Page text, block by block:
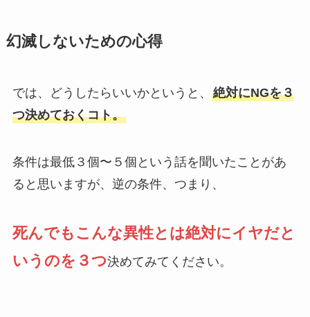
幻滅しないための心得
では、どうしたらいいかというと、 絶対にNGを３
つ決めておくコト。
条件は最低３個〜５個という話を聞いたことがあ
ると思いますが、逆の条件、つまり、
死んでもこんな異性とは絶対にイヤだと
いうのを３つ決めてみてください。